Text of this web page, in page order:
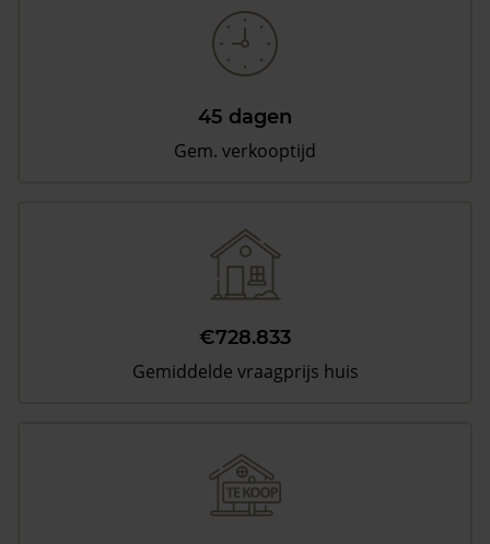
45 dagen
Gem. verkooptijd
€728.833
Gemiddelde vraagprijs huis